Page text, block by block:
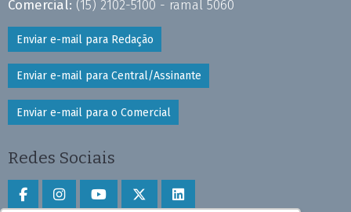
Comercial: (15) 2102-5100 - ramal 5060
Enviar e-mail para Redação
Enviar e-mail para Central/Assinante
Enviar e-mail para o Comercial
Redes Sociais